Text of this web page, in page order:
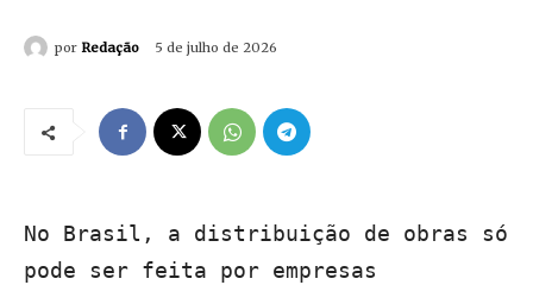
por Redação 5 de julho de 2026
No Brasil, a distribuição de obras só
pode ser feita por empresas